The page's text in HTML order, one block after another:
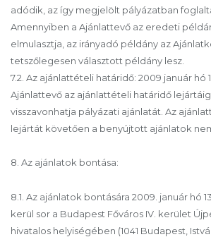
adódik, az így megjelölt pályázatban
Amennyiben a Ajánlattevő az eredeti
elmulasztja, az irányadó példány az
tetszőlegesen választott példány lesz.
7.2. Az ajánlattételi határidő: 2009 január hó
Ajánlattevő az ajánlattételi határidő
visszavonhatja pályázati ajánlatát. Az
lejártát követően a benyújtott ajánlatok
8. Az ajánlatok bontása:
8.1. Az ajánlatok bontására 2009. január hó
kerül sor a Budapest Főváros IV. kerület
hivatalos helyiségében (1041 Budapest,